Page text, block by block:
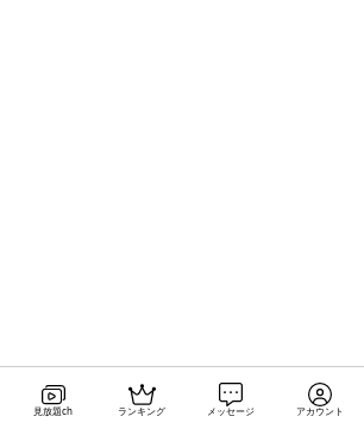
見放題ch ランキング メッセージ アカウント